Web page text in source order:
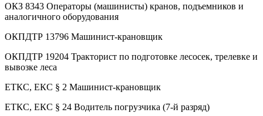
ОКЗ 8343 Операторы (машинисты) кранов, подъемников и
аналогичного оборудования
ОКПДТР 13796 Машинист-крановщик
ОКПДТР 19204 Тракторист по подготовке лесосек, трелевке и
вывозке леса
ЕТКС, ЕКС § 2 Машинист-крановщик
ЕТКС, ЕКС § 24 Водитель погрузчика (7-й разряд)